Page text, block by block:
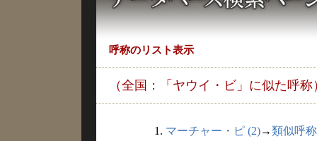
呼称のリスト表示
（全国：「ヤウイ・ビ」に似た呼称
1. マーチャー・ピ (2)→類似呼称